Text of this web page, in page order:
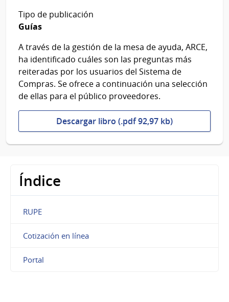
Tipo de publicación
Guías
A través de la gestión de la mesa de ayuda, ARCE,
ha identificado cuáles son las preguntas más
reiteradas por los usuarios del Sistema de
Compras. Se ofrece a continuación una selección
de ellas para el público proveedores.
Descargar libro (.pdf 92,97 kb)
Índice
RUPE
Cotización en línea
Portal